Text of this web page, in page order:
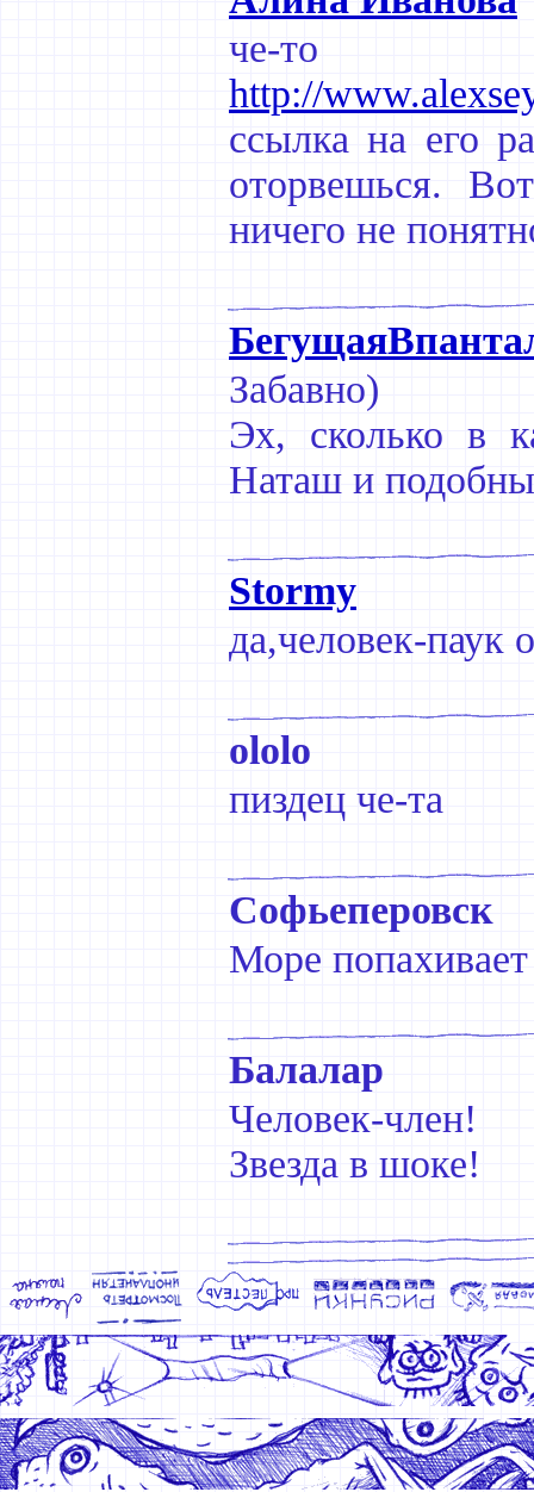
че-то
http://
ссылка на его
оторвешься.
ничего не
Забавно)
Эх, сколько в
Наташ и
Stormy
да,человек-паук
ololo
пиздец че-та
Софьеперовск
Море
Балалар
Человек-член!
Звезда в шоке!